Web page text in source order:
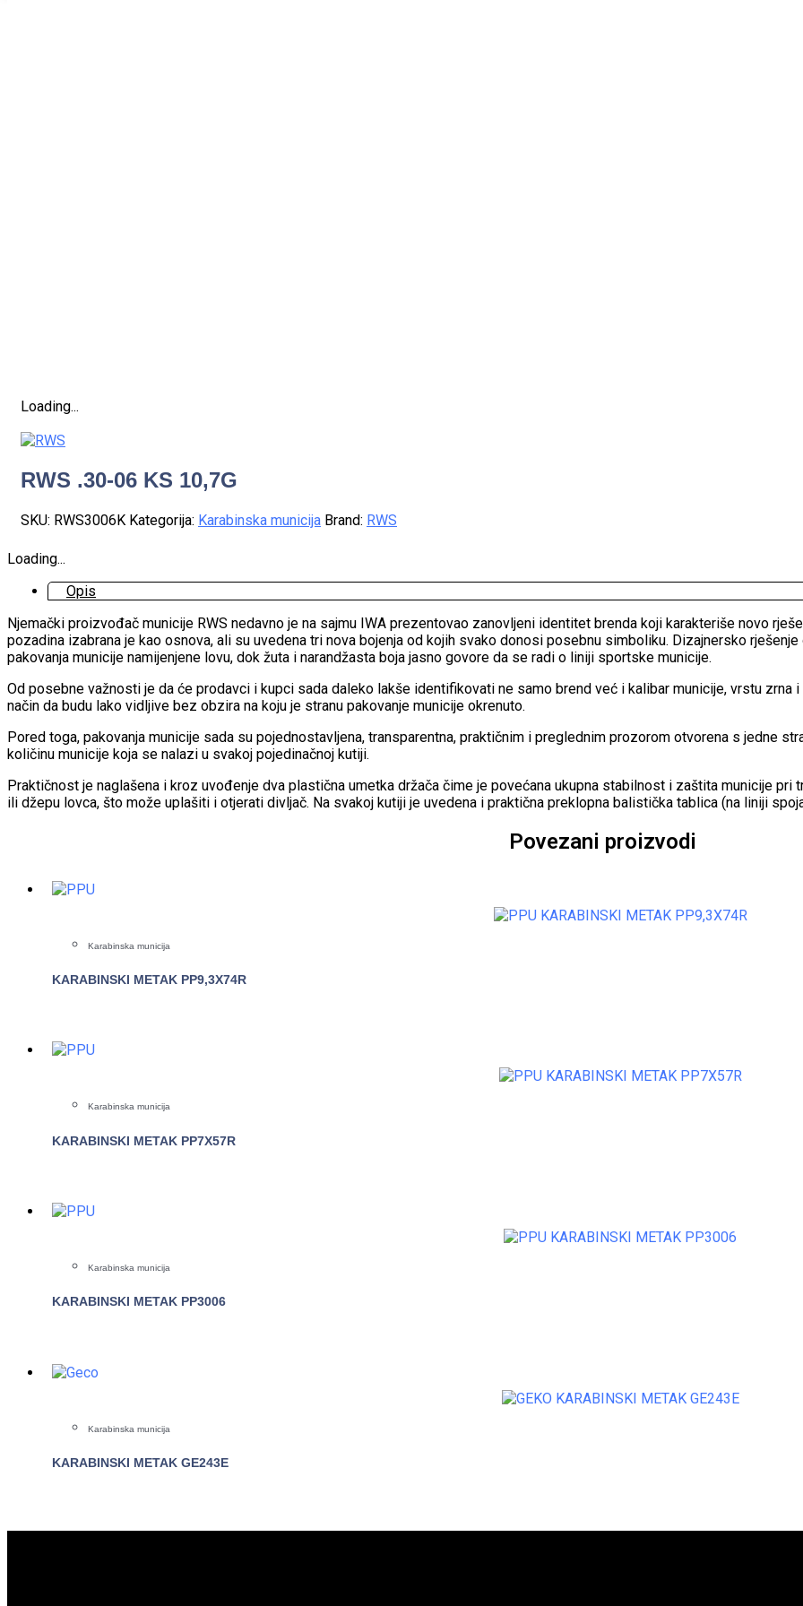
Loading...
RWS .30-06 KS 10,7G
SKU: RWS3006K Kategorija: Karabinska municija Brand: RWS
Loading...
Opis
Njemački proizvođač municije RWS nedavno je na sajmu IWA prezentovao zanovljeni identitet brenda koji karakteriše novo
pozadina izabrana je kao osnova, ali su uvedena tri nova bojenja od kojih svako donosi posebnu simboliku. Dizajnersko
pakovanja municije namijenjene lovu, dok žuta i narandžasta boja jasno govore da se radi o liniji sportske municije.
Od posebne važnosti je da će prodavci i kupci sada daleko lakše identifikovati ne samo brend već i kalibar municije, vrstu zrna
način da budu lako vidljive bez obzira na koju je stranu pakovanje municije okrenuto.
Pored toga, pakovanja municije sada su pojednostavljena, transparentna, praktičnim i preglednim prozorom otvorena s jedne
količinu municije koja se nalazi u svakoj pojedinačnoj kutiji.
Praktičnost je naglašena i kroz uvođenje dva plastična umetka držača čime je povećana ukupna stabilnost i zaštita municije
ili džepu lovca, što može uplašiti i otjerati divljač. Na svakoj kutiji je uvedena i praktična preklopna balistička tablica (na liniji
Povezani proizvodi
Karabinska municija
KARABINSKI METAK PP9,3X74R
Karabinska municija
KARABINSKI METAK PP7X57R
Karabinska municija
KARABINSKI METAK PP3006
Karabinska municija
KARABINSKI METAK GE243E